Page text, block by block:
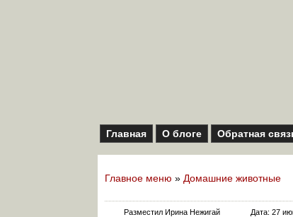
Главная О блоге Обратная
Главное меню » Домашние животные
Разместил Ирина Нежигай Дата: 27